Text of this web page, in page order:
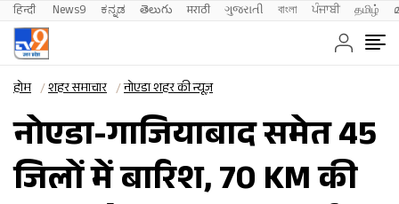
हिन्दी News9 ಕನ್ನಡ తెలుగు मराठी ગુજરાતી বাংলা ਪੰਜਾਬੀ தமிழ்
होम शहर समाचार नोएडा शहर की न्यूज़
नोएडा-गाजियाबाद समेत 45
जिलों में बारिश, 70 KM की